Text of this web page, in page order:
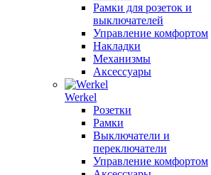
Рамки для розеток и
выключателей
Управление комфортом
Накладки
Механизмы
Аксессуары
Werkel
Розетки
Рамки
Выключатели и
переключатели
Управление комфортом